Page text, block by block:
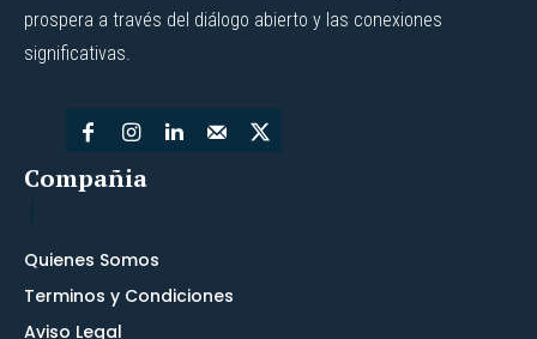
prospera a través del diálogo abierto y las conexiones
significativas.
Compañia
Quienes Somos
Terminos y Condiciones
Aviso Legal